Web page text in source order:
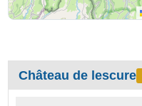
Château de lescure